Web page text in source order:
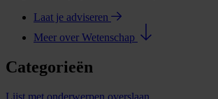
Laat je adviseren
Meer over Wetenschap
Categorieën
Lijst met onderwerpen overslaan